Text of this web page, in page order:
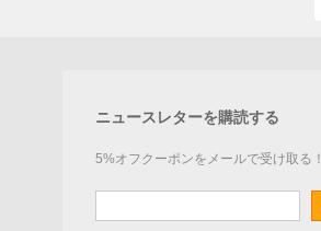
ニュースレターを購読する
5%オフクーポンをメールで受け取る！